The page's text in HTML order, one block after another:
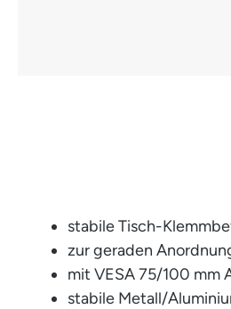
stabile Tisch-
zur geraden
mit VESA 75/100 mm
stabile Metall/